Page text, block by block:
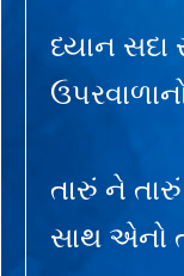
ધ્યાન સદા
તારું ને તારું
સાથ એનો